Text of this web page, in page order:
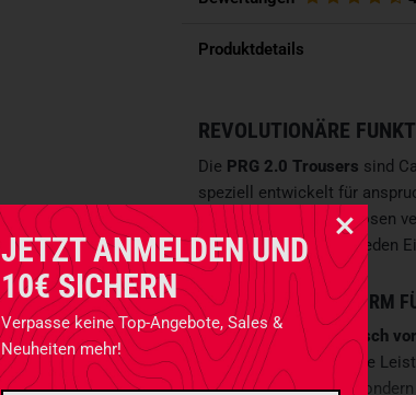
JETZT ANMELDEN UND
10€ SICHERN
Verpasse keine Top-Angebote, Sales &
Neuheiten mehr!
Produktdetails
REVOLUTIONÄRE
Die PRG 2.0 Trousers sind
speziell entwickelt für
vorherrschen. Diese Hosen
und sind ein Muss für jeden
OPTIMIERTE PASSFORM
Dank der teils anatomisch
TEX Material seine volle
hohen Tragekomfort,